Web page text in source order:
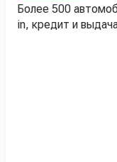
Более 500
in, кредит и